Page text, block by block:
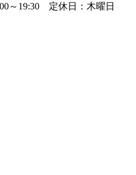
～19:30 定休日：木曜日